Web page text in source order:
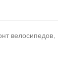
велосипедов ,